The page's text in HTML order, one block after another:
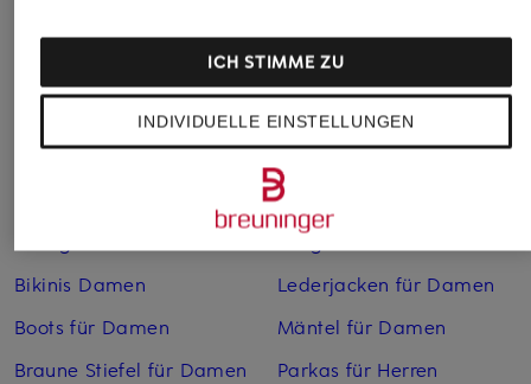
Weitere Kategorien
Bikinis Damen
Boots für Damen
Braune Stiefel für Damen
Kleider
Lange Ballkleider
Lederjacken für Damen
Mäntel für Damen
Parkas für Herren
INDIVIDUELLE EINSTELLUNGEN
ICH STIMME ZU